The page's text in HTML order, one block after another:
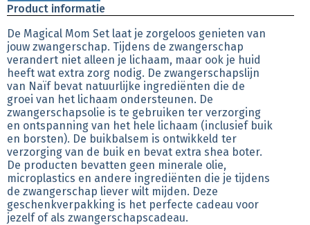
Product informatie
De Magical Mom Set laat je zorgeloos genieten van
jouw zwangerschap. Tijdens de zwangerschap
verandert niet alleen je lichaam, maar ook je huid
heeft wat extra zorg nodig. De zwangerschapslijn
van Naïf bevat natuurlijke ingrediënten die de
groei van het lichaam ondersteunen. De
zwangerschapsolie is te gebruiken ter verzorging
en ontspanning van het hele lichaam (inclusief buik
en borsten). De buikbalsem is ontwikkeld ter
verzorging van de buik en bevat extra shea boter.
De producten bevatten geen minerale olie,
microplastics en andere ingrediënten die je tijdens
de zwangerschap liever wilt mijden. Deze
geschenkverpakking is het perfecte cadeau voor
jezelf of als zwangerschapscadeau.